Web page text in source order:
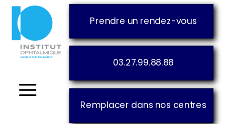
03.27.99.88.88
Prendre un rendez-vous
Remplacer dans nos centres